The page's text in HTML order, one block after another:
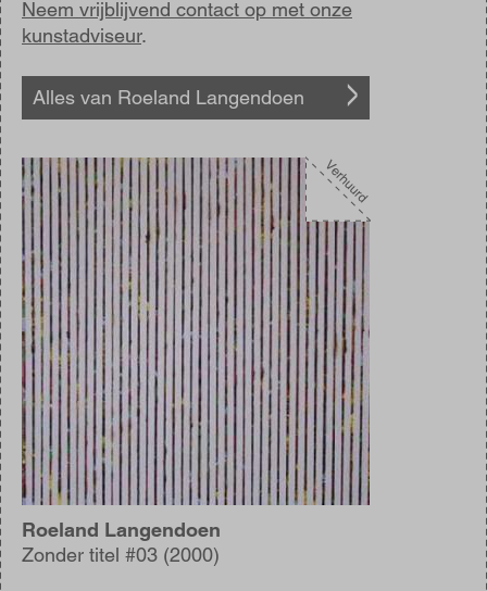
Neem vrijblijvend contact op met onze
kunstadviseur.
Alles van Roeland Langendoen
Afbeelding
Roeland Langendoen
Zonder titel #03 (2000)